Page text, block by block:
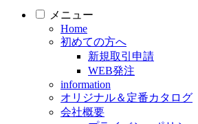
メニュー
Home
初めての方へ
新規取引申請
WEB発注
information
オリジナル＆定番カタログ
会社概要